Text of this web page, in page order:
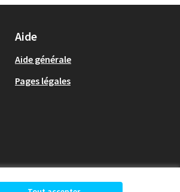
Aide
Aide générale
Pages légales